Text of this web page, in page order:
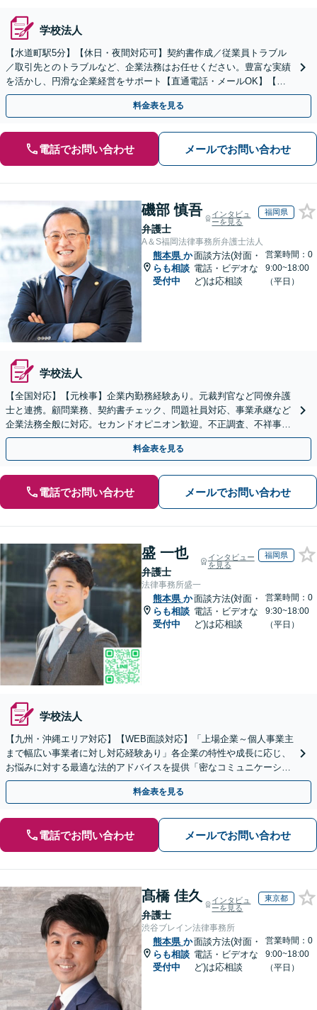
学校法人
【水道町駅5分】【休日・夜間対応可】契約書作成／従業員トラブル
／取引先とのトラブルなど、企業法務はお任せください。豊富な実績
を活かし、円滑な企業経営をサポート【直通電話・メールOK】【不
動産・介護業界に精通】リーズナブルな料金プランあり
料金表を見る
電話でお問い合わせ メールでお問い合わせ
磯部 慎吾
弁護士
インタビュ
ーを見る
福岡県
A＆S福岡法律事務所弁護士法人
熊本県 か
らも相談
受付中
面談方法(対面・
電話・ビデオな
ど)は応相談
営業時間：0
9:00~18:00
（平日）
学校法人
【全国対応】【元検事】企業内勤務経験あり。元裁判官など同僚弁護
士と連携。顧問業務、契約書チェック、問題社員対応、事業承継など
企業法務全般に対応。セカンドオピニオン歓迎。不正調査、不祥事や
ハラスメントの対応・予防にも実績。事業を守り成長支援。
料金表を見る
電話でお問い合わせ メールでお問い合わせ
盛 一也
弁護士
インタビュー
を見る
福岡県
法律事務所盛一
熊本県 か
らも相談
受付中
面談方法(対面・
電話・ビデオな
ど)は応相談
営業時間：0
9:30~18:00
（平日）
学校法人
【九州・沖縄エリア対応】【WEB面談対応】「上場企業～個人事業主
まで幅広い事業者に対し対応経験あり」各企業の特性や成長に応じ、
お悩みに対する最適な法的アドバイスを提供「密なコミュニケーショ
ンを通じ、適切な解決策をご提案」【休日・夜間相談可】
料金表を見る
電話でお問い合わせ メールでお問い合わせ
髙橋 佳久
弁護士
インタビュ
ーを見る
東京都
渋谷ブレイン法律事務所
熊本県 か
らも相談
受付中
面談方法(対面・
電話・ビデオな
ど)は応相談
営業時間：0
9:00~18:00
（平日）